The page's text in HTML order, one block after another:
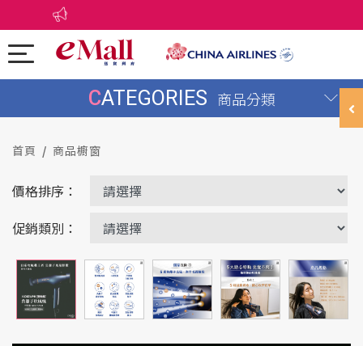
CATEGORIES 商品分類
首頁 商品櫥窗
價格排序：
促銷類別：